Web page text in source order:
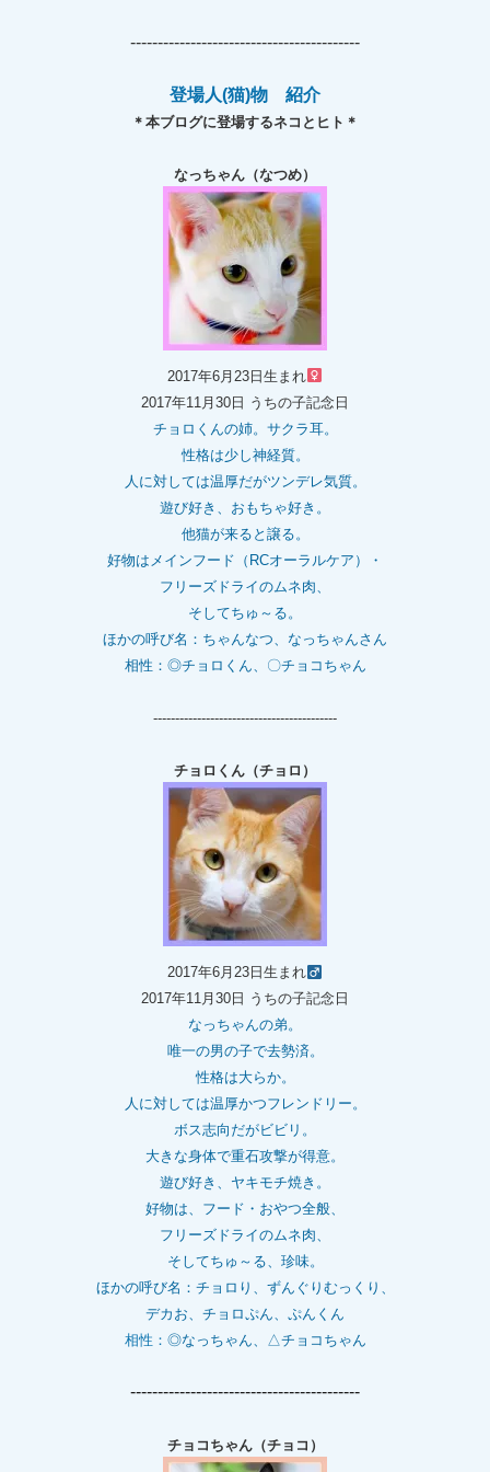
------------------------------------------
登場人(猫)物 紹介
＊本ブログに登場するネコとヒト＊
なっちゃん（なつめ）
2017年6月23日生まれ
2017年11月30日 うちの子記念日
チョロくんの姉。 サクラ耳。
性格は少し神経質。
人に対しては温厚だがツンデレ気質。
遊び好き、おもちゃ好き。
他猫が来ると譲る。
好物はメインフード（RCオーラルケア）・
フリーズドライのムネ肉、
そしてちゅ～る。
ほかの呼び名：ちゃんなつ、なっちゃんさん
相性：◎チョロくん、〇チョコちゃん
------------------------------------------
チョロくん（チョロ）
2017年6月23日生まれ
2017年11月30日 うちの子記念日
なっちゃんの弟。
唯一の男の子で去勢済。
性格は大らか。
人に対しては温厚かつフレンドリー。
ボス志向だがビビリ。
大きな身体で重石攻撃が得意。
遊び好き、ヤキモチ焼き。
好物は、フード・おやつ全般、
フリーズドライのムネ肉、
そしてちゅ～る、珍味。
ほかの呼び名：チョロり、ずんぐりむっくり、
デカお、チョロぷん、ぷんくん
相性： ◎なっちゃん、△チョコちゃん
------------------------------------------
チョコちゃん（チョコ）